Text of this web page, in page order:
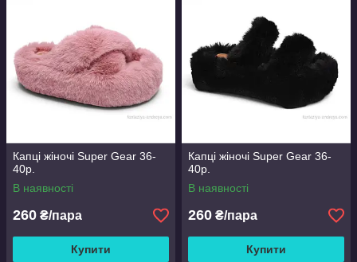
Капці жіночі Super Gear 36-
40р.
В наявності
260 ₴/пара
Купити
Капці жіночі Super Gear 36-
40р.
В наявності
260 ₴/пара
Купити